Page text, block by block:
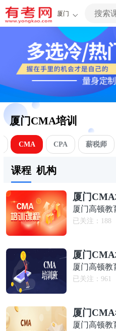
厦门
厦门CMA培训
CMA CPA 薪税师
课程 机构
厦门
厦门高顿教
已关注： 188
厦门CMA
厦门高顿教
已关注： 961
厦门
厦门高顿教